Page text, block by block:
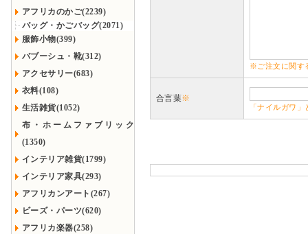
アフリカのかご(2239)
バッグ・かごバッグ(2071)
服飾小物(399)
バブーシュ・靴(312)
アクセサリー(683)
衣料(108)
生活雑貨(1052)
布・ホームファブリック
(1350)
インテリア雑貨(1799)
インテリア家具(293)
アフリカンアート(267)
ビーズ・パーツ(620)
アフリカ楽器(258)
※ご注文に関す
合言葉※
「ナイルガワ